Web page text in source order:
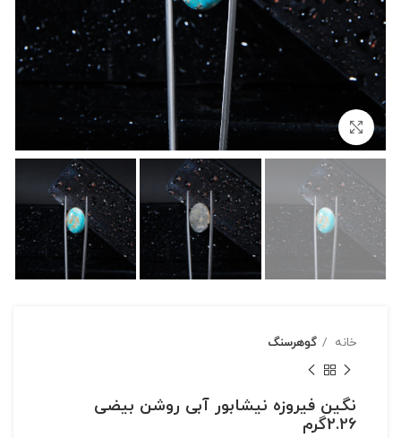
بزرگنمایی تصویر
خانه گوهرسنگ
نگین فیروزه نیشابور آبی روشن بیضی
2.26گرم